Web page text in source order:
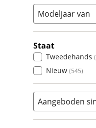
Modeljaar van
Staat
Tweedehands (
Nieuw (545)
Aangeboden